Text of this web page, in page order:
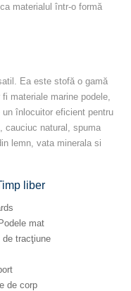
materialul într-o formă
Ea este stofă o gamă
materiale marine podele,
înlocuitor eficient pentru
cauciuc natural, spuma
lemn, vata minerala si
liber
mat
de tracţiune
de corp